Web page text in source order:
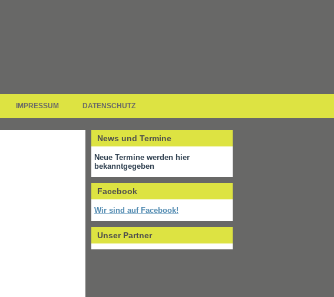
IMPRESSUM DATENSCHUTZ
News und Termine
Neue Termine werden hier
bekanntgegeben
Facebook
Wir sind auf Facebook!
Unser Partner